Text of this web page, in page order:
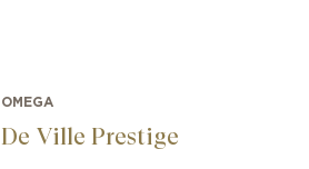
OMEGA
De Ville Prestige